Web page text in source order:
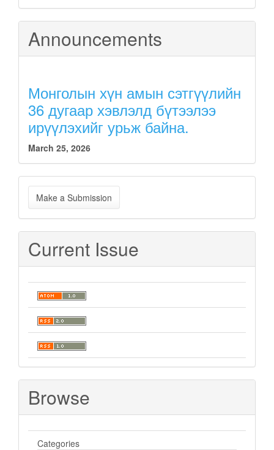
Announcements
Монголын хүн амын сэтгүүлийн
36 дугаар хэвлэлд бүтээлээ
ирүүлэхийг урьж байна.
March 25, 2026
Make
a
Submission
Make a Submission
Current Issue
Browse
Categories